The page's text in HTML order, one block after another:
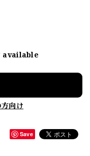
available
向け
Save